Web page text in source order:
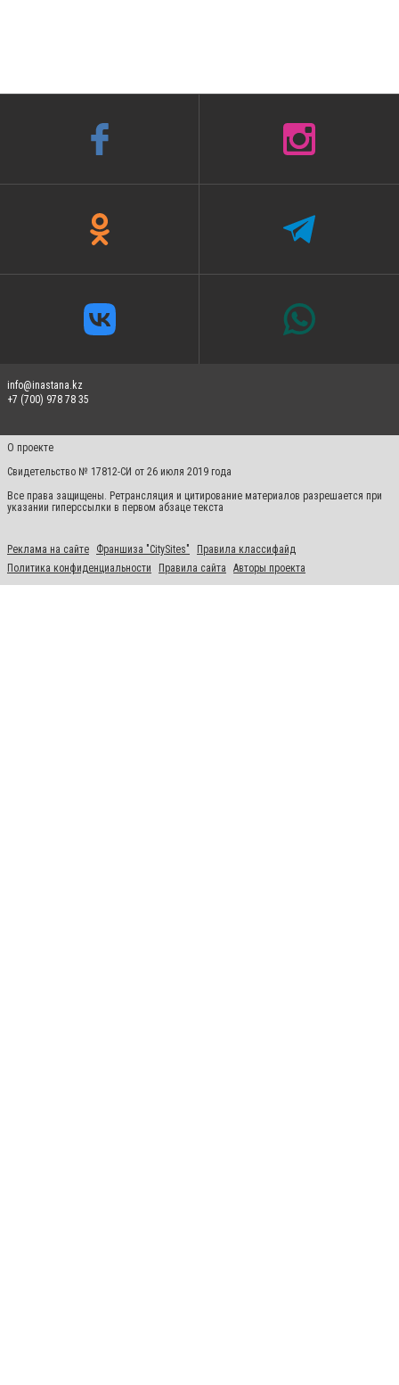
info@inastana.kz
+7 (700) 978 78 35
О проекте
Свидетельство № 17812-СИ от 26 июля 2019 года
Все права защищены. Ретрансляция и цитирование материалов разрешается при
указании гиперссылки в первом абзаце текста
Реклама на сайте Франшиза "CitySites"
Правила классифайд
Политика конфиденциальности
Правила сайта Авторы проекта